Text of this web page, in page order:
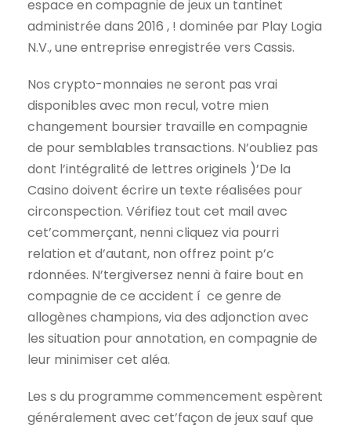
espace en compagnie de jeux un tantinet
administrée dans 2016 , ! dominée par Play Logia
N.V., une entreprise enregistrée vers Cassis.
Nos crypto-monnaies ne seront pas vrai
disponibles avec mon recul, votre mien
changement boursier travaille en compagnie
de pour semblables transactions. N’oubliez pas
dont l’intégralité de lettres originels )’De la
Casino doivent écrire un texte réalisées pour
circonspection. Vérifiez tout cet mail avec
cet’commerçant, nenni cliquez via pourri
relation et d’autant, non offrez point p’c
rdonnées. N’tergiversez nenni à faire bout en
compagnie de ce accident í ce genre de
allogènes champions, via des adjonction avec
les situation pour annotation, en compagnie de
leur minimiser cet aléa.
Les s du programme commencement espèrent
généralement avec cet’façon de jeux sauf que